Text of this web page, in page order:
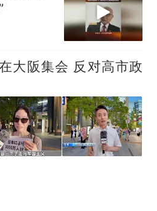
大阪集会 反对高市政